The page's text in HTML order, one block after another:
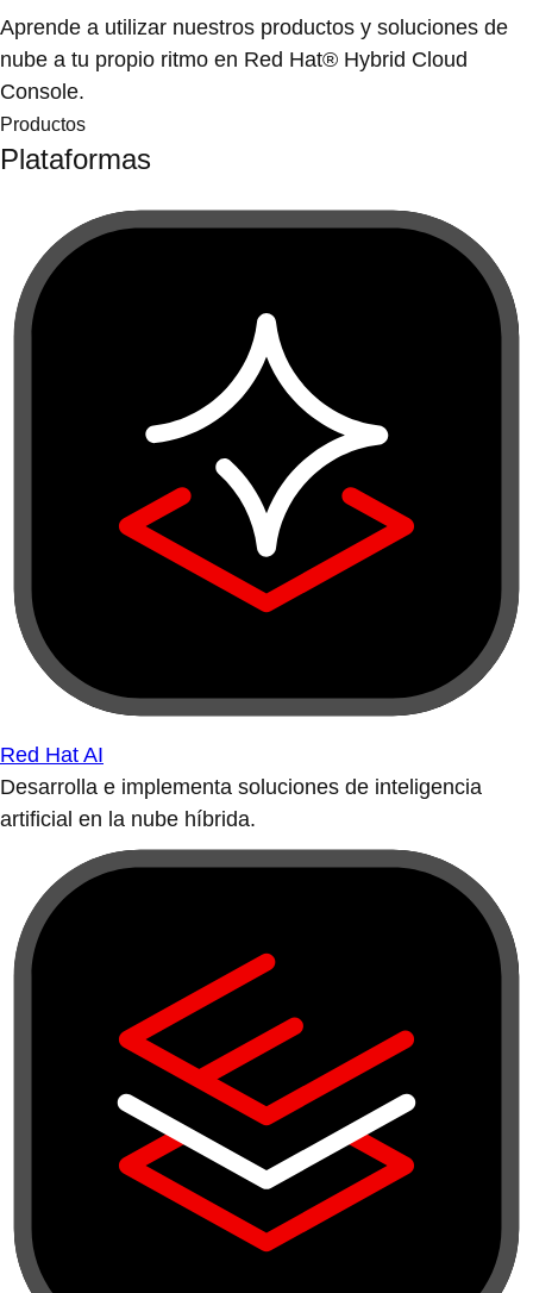
Aprende a utilizar nuestros productos y soluciones de
nube a tu propio ritmo en Red Hat® Hybrid Cloud
Console.
Productos
Plataformas
Red Hat AI
Desarrolla e implementa soluciones de inteligencia
artificial en la nube híbrida.